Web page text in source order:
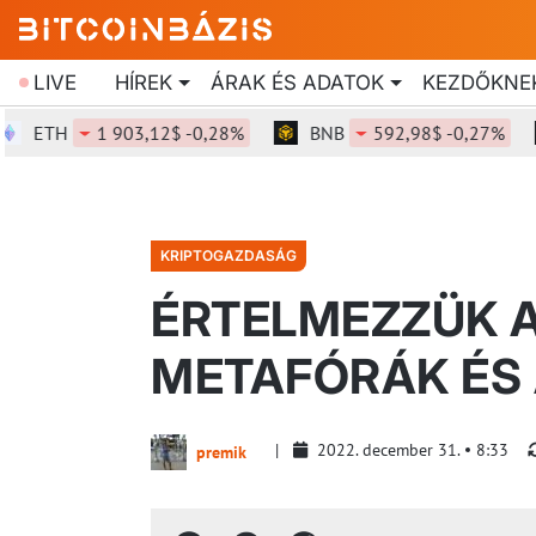
LIVE HÍREK ÁRAK ÉS ADATOK
1 903,12$ -0,28% BNB 592,98$ -0,27%
KRIPTOGAZDASÁG
ÉRTELMEZZÜK
METAFÓRÁK
premik 2022. december 31. 8:33